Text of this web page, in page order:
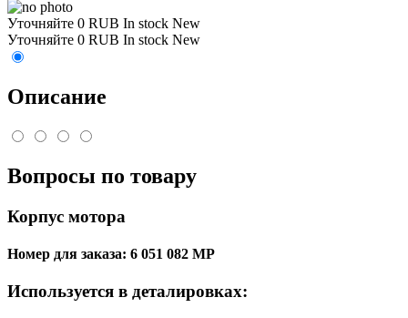
Уточняйте 0 RUB In stock New
Уточняйте 0 RUB In stock New
Описание
Вопросы по товару
Корпус мотора
Номер для заказа: 6 051 082 MP
Используется в деталировках: